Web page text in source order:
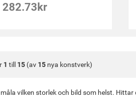
282.73 kr
1 till 15 (av 15 nya konstverk)
vilken storlek och bild som helst. Hittar